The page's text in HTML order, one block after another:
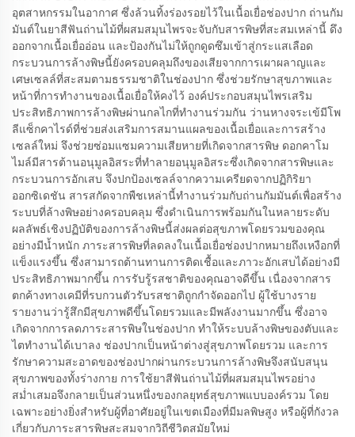
อุตสาหกรรมในอากาศ ซึ่งล้วนทิ้งร่องรอยไว้ในเนื้อเยื่อช่องปาก ถ่านกัม
มันต์ในยาสีฟันถ่านไม้ที่ผสมสมุนไพรจะจับกับสารพิษที่สะสมเหล่านี้ ดึง
ออกจากเนื้อเยื่ออ่อน และป้องกันไม่ให้ถูกดูดซึมเข้าสู่กระแสเลือด
กระบวนการล้างพิษนี้ยังครอบคลุมถึงของเสียจากการเผาผลาญและ
เศษเซลล์ที่สะสมตามธรรมชาติในช่องปาก ซึ่งช่วยรักษาสุขภาพและ
หน้าที่การทำงานของเนื้อเยื่อให้คงไว้ องค์ประกอบสมุนไพรเสริม
ประสิทธิภาพการล้างพิษผ่านกลไกที่ทำงานร่วมกัน ว่านหางจระเข้มีโพ
ลีแซ็กคาไรด์ที่ช่วยส่งเสริมการสมานแผลของเนื้อเยื่อและการสร้าง
เซลล์ใหม่ จึงช่วยซ่อมแซมความเสียหายที่เกิดจากสารพิษ ดอกคาโม
ไมล์มีสารต้านอนุมูลอิสระที่ทำลายอนุมูลอิสระซึ่งเกิดจากสารพิษและ
กระบวนการอักเสบ จึงปกป้องเซลล์จากความเครียดจากปฏิกิริยา
ออกซิเดชัน สารสกัดจากพืชเหล่านี้ทำงานร่วมกับถ่านกัมมันต์เพื่อสร้าง
ระบบที่ล้างพิษอย่างครอบคลุม ซึ่งดำเนินการพร้อมกันในหลายระดับ
ผลลัพธ์เชิงปฏิบัติของการล้างพิษนี้ส่งผลต่อสุขภาพโดยรวมของคุณ
อย่างมีน้ำหนัก ภาระสารพิษที่ลดลงในเนื้อเยื่อช่องปากหมายถึงเหงือกที่
แข็งแรงขึ้น ซึ่งสามารถต้านทานการติดเชื้อและภาวะอักเสบได้อย่างมี
ประสิทธิภาพมากขึ้น การรับรู้รสชาติของคุณอาจดีขึ้น เนื่องจากสาร
ตกค้างทางเคมีที่รบกวนตัวรับรสชาติถูกกำจัดออกไป ผู้ใช้บางราย
รายงานว่ารู้สึกมีสุขภาพดีขึ้นโดยรวมและมีพลังงานมากขึ้น ซึ่งอาจ
เกิดจากการลดภาระสารพิษในช่องปาก ทำให้ระบบล้างพิษของตับและ
ไตทำงานได้เบาลง ช่องปากเป็นหน้าต่างสู่สุขภาพโดยรวม และการ
รักษาความสะอาดของช่องปากผ่านกระบวนการล้างพิษจึงสนับสนุน
สุขภาพของทั้งร่างกาย การใช้ยาสีฟันถ่านไม้ที่ผสมสมุนไพรอย่าง
สม่ำเสมอจึงกลายเป็นส่วนหนึ่งของกลยุทธ์สุขภาพแบบองค์รวม โดย
เฉพาะอย่างยิ่งสำหรับผู้ที่อาศัยอยู่ในเขตเมืองที่มีมลพิษสูง หรือผู้ที่กังวล
เกี่ยวกับภาระสารพิษสะสมจากวิถีชีวิตสมัยใหม่